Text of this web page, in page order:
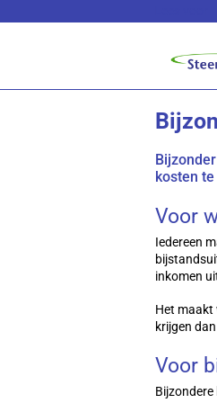
kosten
Voor
Iedereen
inkomen
Het maakt
krijgen
Voor